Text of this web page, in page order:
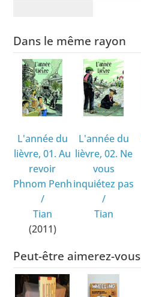
Dans le même rayon
L'année du
lièvre, 01. Au
revoir
Phnom Penh
/
Tian
(2011)
L'année du
lièvre, 02. Ne
vous
inquiétez pas
/
Tian
Peut-être aimerez-vous